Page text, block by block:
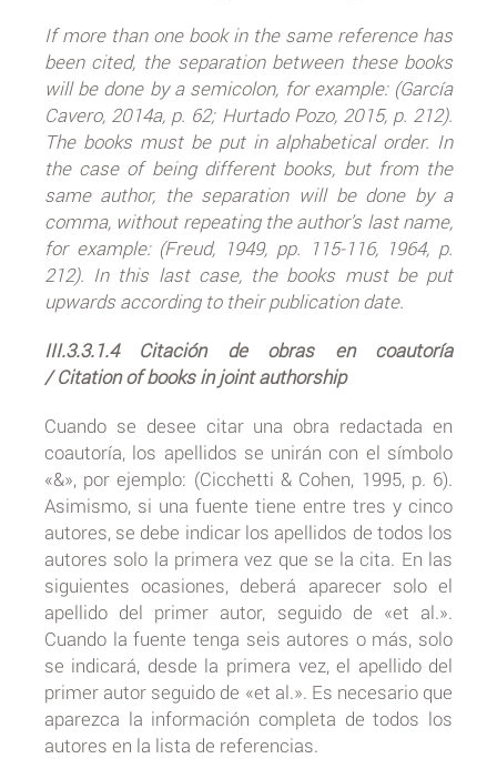
If more than one book in the same reference has
been cited, the separation between these books
will be done by a semicolon, for example: (García
Cavero, 2014a, p. 62; Hurtado Pozo, 2015, p. 212).
The books must be put in alphabetical order. In
the case of being different books, but from the
same author, the separation will be done by a
comma, without repeating the author’s last name,
for example: (Freud, 1949, pp. 115-116, 1964, p.
212). In this last case, the books must be put
upwards according to their publication date.
III.3.3.1.4 Citación de obras en coautoría
/ Citation of books in joint authorship
Cuando se desee citar una obra redactada en
coautoría, los apellidos se unirán con el símbolo
«&», por ejemplo: (Cicchetti & Cohen, 1995, p. 6).
Asimismo, si una fuente tiene entre tres y cinco
autores, se debe indicar los apellidos de todos los
autores solo la primera vez que se la cita. En las
siguientes ocasiones, deberá aparecer solo el
apellido del primer autor, seguido de «et al.».
Cuando la fuente tenga seis autores o más, solo
se indicará, desde la primera vez, el apellido del
primer autor seguido de «et al.». Es necesario que
aparezca la información completa de todos los
autores en la lista de referencias.